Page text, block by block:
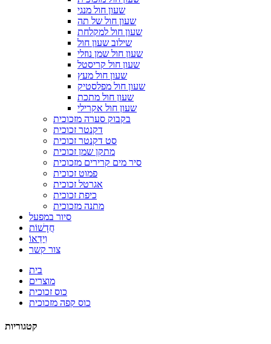
שעון חול מנגי
שעון חול של תה
שעון חול למקלחת
שילוב שעון חול
שעון חול שמן נוזלי
שעון חול קריסטל
שעון חול מעץ
שעון חול מפלסטיק
שעון חול מתכת
שעון חול אקרילי
בקבוק סערה מזכוכית
דקנטר זכוכית
סט דקנטר זכוכית
מתקן שמן זכוכית
סיר מים קרירים מזכוכית
פמוט זכוכית
אגרטל זכוכית
כיפת זכוכית
מתנה מזכוכית
סיור במפעל
חֲדָשׁוֹת
וִידֵאוֹ
צור קשר
בית
מוצרים
כוס זכוכית
כוס קפה מזכוכית
קטגוריות